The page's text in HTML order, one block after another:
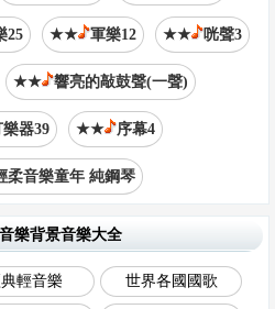
25 ★★ 軍樂12 ★★ 咣聲3
★★ 響亮的敲鼓聲(一聲)
器39 ★★ 序幕4
柔音樂童年 純鋼琴
樂背景音樂大全
輕音樂 世界各國國歌